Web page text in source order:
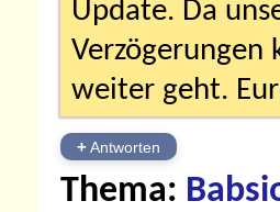
Update. Da
Verzögerungen
weiter geht.
+Antworten
Thema: